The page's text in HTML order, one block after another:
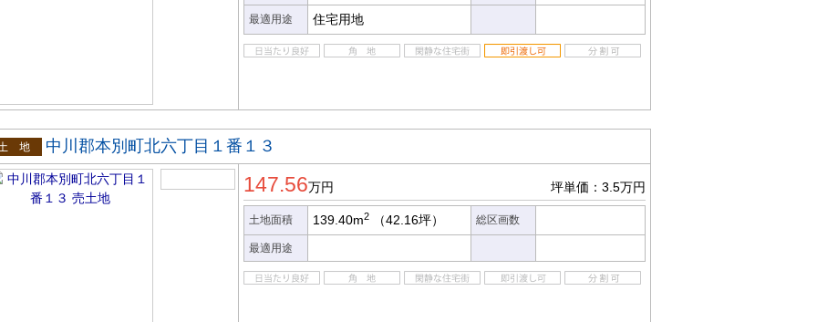
最適用途 住宅用地
地
中川郡本別町北六丁目１番１３
147.56万円 坪単価：3.5万円
土地面積 139.40m2 （42.16坪） 総区画数
最適用途